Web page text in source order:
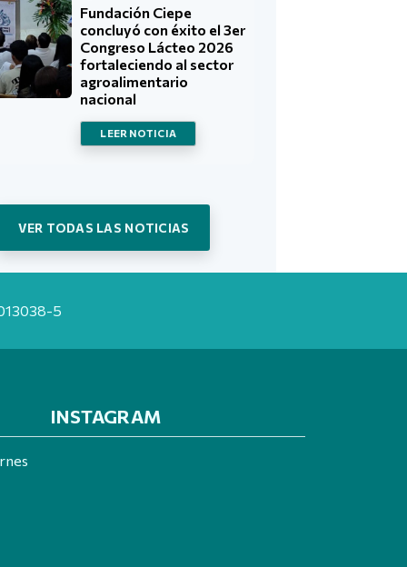
Fundación Ciepe
concluyó con éxito el 3er
Congreso Lácteo 2026
fortaleciendo al sector
agroalimentario
nacional
LEER NOTICIA
VER TODAS LAS NOTICIAS
5
INSTAGRAM